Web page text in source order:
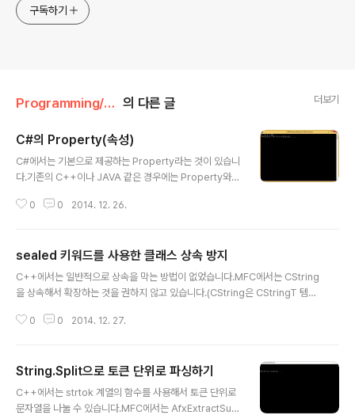
구독하기
Programming/CSharp 의 다른 글 더보기
C#의 Property(속성)
C#에서는 기본으로 제공하는 Property라는 것이 있습니
다.기존의 C++이나 JAVA 같은 경우에는 Property와
객체의 속성을 나타내는 멤버 변수는 대부분 private 내지
r와 Setter를 사용해서 값을 수정하고 가져오게 됩니다.기
존에는 클래스가 int x와 int y를 갖고 있을 때, 이 값을 가
져올 때는 GetX()를 사용하고 SetX()를 생성해서 값을 입
성하는 입장이나 굉장히 불편한 방법입니다.그래서 C#에
0 0 2014. 12. 26.
sealed 키워드를 사용한 클래스 상속 방지
C++에서는 일반적으로 상속을 막는 방법이 없었습니다.MFC에서는 CString
을 상속해서 확장하는 것을 권하지 않고 있습니다.(CString은 CStringT 템플
할 방법은 없었습니다.다만 C++11 이후에 상속을 막을 수 있는 키워드가 추가
언하거나 하면, 원하는 기능을 구현할 수는 있습니다.하지만 C#에서는 좀 더 쉽
게 상속을 막을 수 있는 장치가 마련되어 있습니다.이렇게 무분별한 상속을 막
기 위해서 C#에서는 sealed라는 키워드가 ..
0 0 2014. 12. 27.
String.Split으로 토큰 단위로 파싱하기
C++에서는 strtok 계열의 함수를 사용해서 토큰 단위로
문자열을 나눌 수 있습니다.MFC에서는 AfxExtractSub